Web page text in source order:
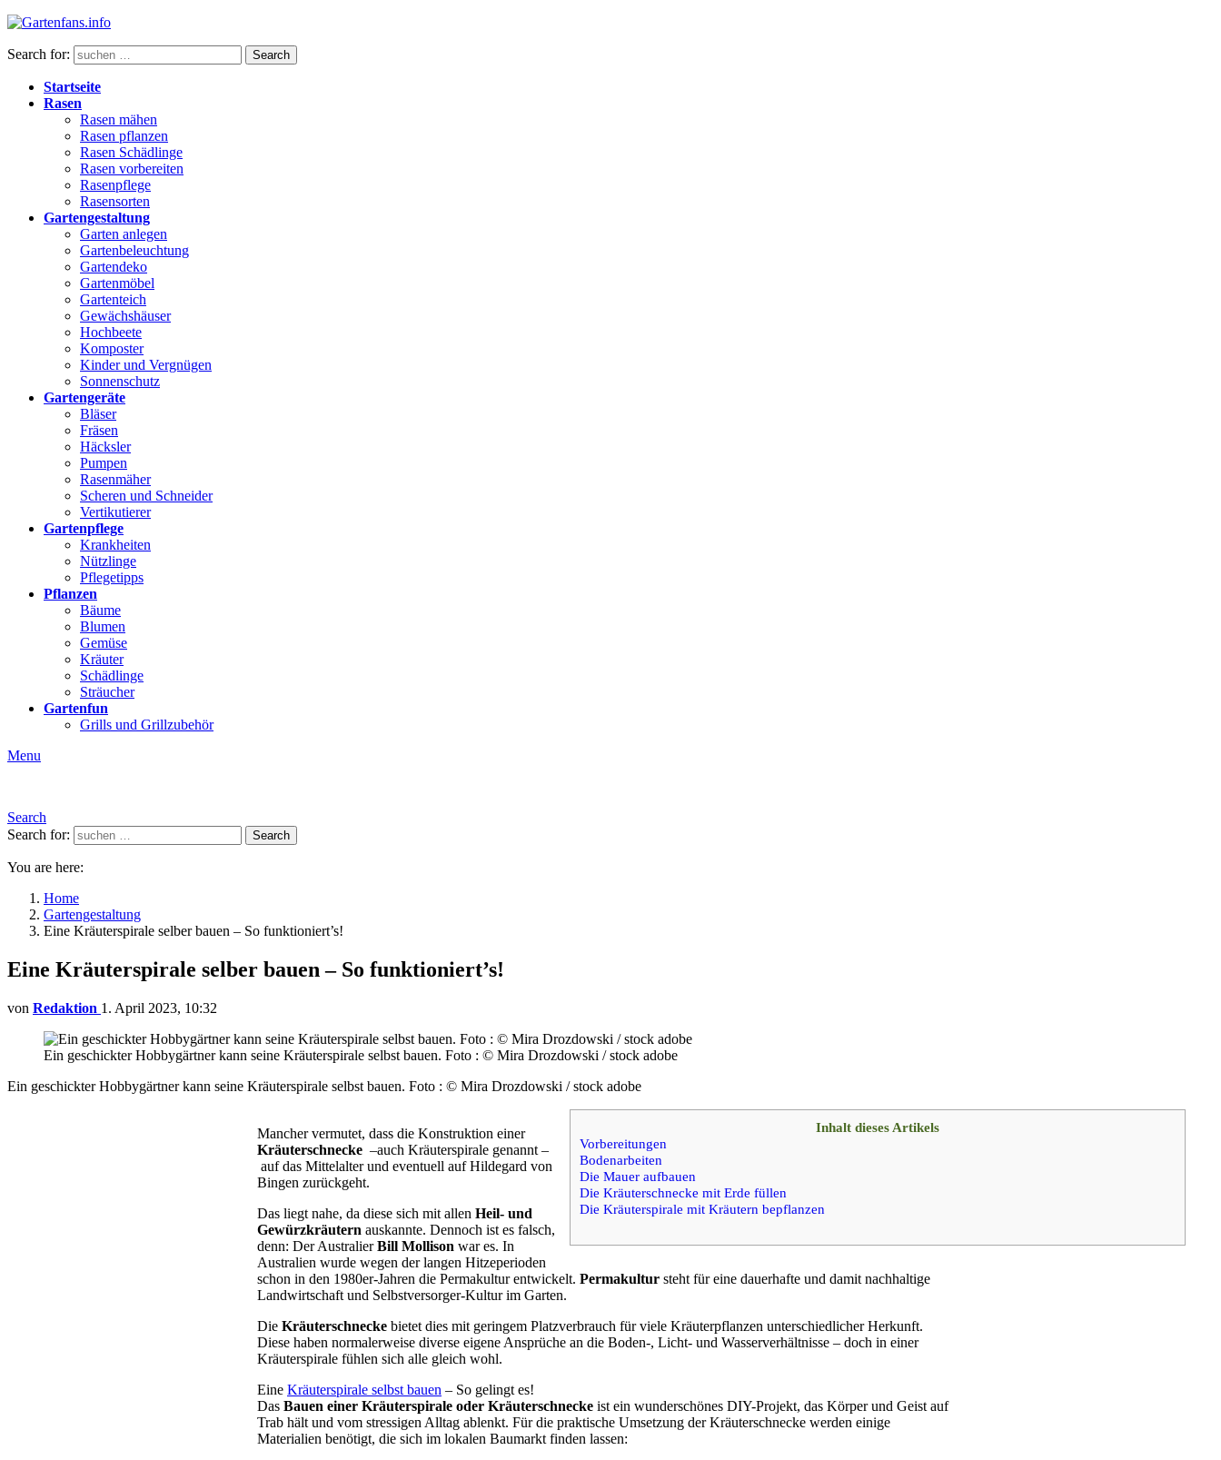
Search for: Search
Startseite
Rasen
Rasen mähen
Rasen pflanzen
Rasen Schädlinge
Rasen vorbereiten
Rasenpflege
Rasensorten
Gartengestaltung
Garten anlegen
Gartenbeleuchtung
Gartendeko
Gartenmöbel
Gartenteich
Gewächshäuser
Hochbeete
Komposter
Kinder und Vergnügen
Sonnenschutz
Gartengeräte
Bläser
Fräsen
Häcksler
Pumpen
Rasenmäher
Scheren und Schneider
Vertikutierer
Gartenpflege
Krankheiten
Nützlinge
Pflegetipps
Pflanzen
Bäume
Blumen
Gemüse
Kräuter
Schädlinge
Sträucher
Gartenfun
Grills und Grillzubehör
Menu
Search
Search for:
Search
You are here:
Home
Gartengestaltung
Eine Kräuterspirale selber bauen – So funktioniert’s!
Eine Kräuterspirale selber bauen – So funktioniert’s!
von Redaktion 1. April 2023, 10:32
Ein geschickter Hobbygärtner kann seine Kräuterspirale selbst bauen. Foto : © Mira Drozdowski / stock adobe
Ein geschickter Hobbygärtner kann seine Kräuterspirale selbst bauen. Foto : © Mira Drozdowski / stock adobe
Inhalt dieses Artikels
Vorbereitungen
Bodenarbeiten
Die Mauer aufbauen
Die Kräuterschnecke mit Erde füllen
Die Kräuterspirale mit Kräutern bepflanzen
Mancher vermutet, dass die Konstruktion einer
Kräuterschnecke –auch Kräuterspirale genannt –
auf das Mittelalter und eventuell auf Hildegard von
Bingen zurückgeht.
Das liegt nahe, da diese sich mit allen Heil- und
Gewürzkräutern auskannte. Dennoch ist es falsch,
denn: Der AustralierBill Mollison war es. In
Australien wurde wegen der langen Hitzeperioden
schon in den 1980er-Jahren die Permakultur entwickelt. Permakultur steht für eine dauerhafte und damit nachhaltige
Landwirtschaft und Selbstversorger-Kultur im Garten.
Die Kräuterschnecke bietet dies mit geringem Platzverbrauch für viele Kräuterpflanzen unterschiedlicher Herkunft.
Diese haben normalerweise diverse eigene Ansprüche an die Boden-, Licht- und Wasserverhältnisse – doch in einer
Kräuterspirale fühlen sich alle gleich wohl.
Eine Kräuterspirale selbst bauen – So gelingt es!
Das Bauen einer Kräuterspirale oder Kräuterschnecke ist ein wunderschönes DIY-Projekt, das Körper und Geist auf
Trab hält und vom stressigen Alltag ablenkt. Für die praktische Umsetzung der Kräuterschnecke werden einige
Materialien benötigt, die sich im lokalen Baumarkt finden lassen: